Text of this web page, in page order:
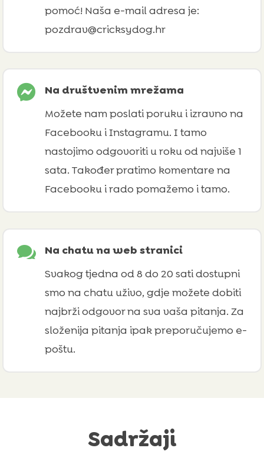
pomoć! Naša e-mail adresa je:
pozdrav@cricksydog.hr

Na društvenim mrežama
Možete nam poslati poruku i izravno na
Facebooku i Instagramu. I tamo
nastojimo odgovoriti u roku od najviše 1
sata. Također pratimo komentare na
Facebooku i rado pomažemo i tamo.

Na chatu na web stranici
Svakog tjedna od 8 do 20 sati dostupni
smo na chatu uživo, gdje možete dobiti
najbrži odgovor na sva vaša pitanja. Za
složenija pitanja ipak preporučujemo e-
poštu.
Sadržaji